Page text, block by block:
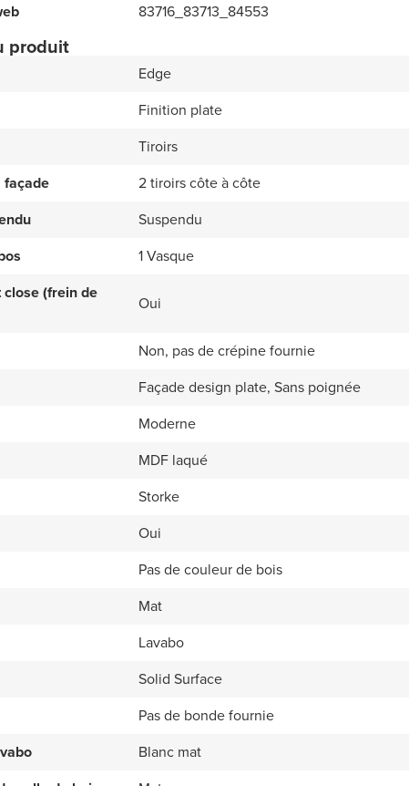
83716_83713_84553
produit
Edge
Finition plate
Tiroirs
façade
2 tiroirs côte à côte
Suspendu
1 Vasque
(frein de
Oui
Non, pas de crépine fournie
Façade design plate, Sans poignée
Moderne
MDF laqué
Storke
Oui
Pas de couleur de bois
Mat
Lavabo
Solid Surface
Pas de bonde fournie
Blanc mat